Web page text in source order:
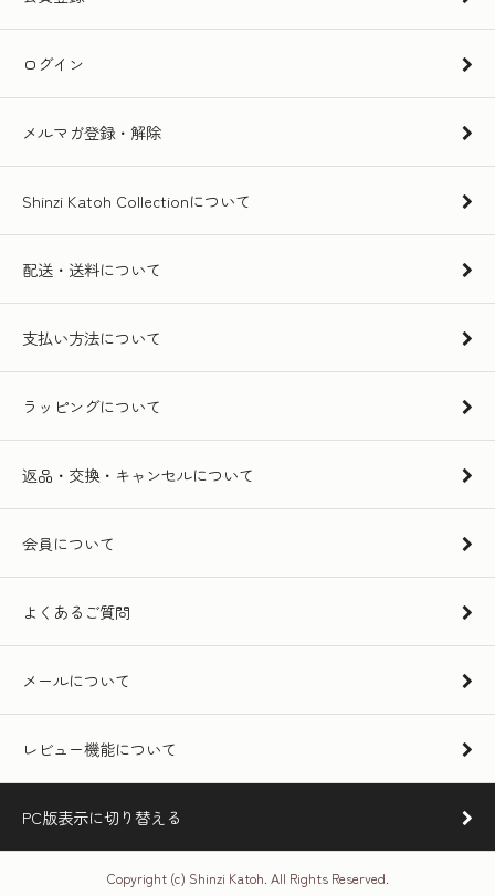
ログイン
メルマガ登録・解除
Shinzi Katoh Collectionについて
配送・送料について
支払い方法について
ラッピングについて
返品・交換・キャンセルについて
会員について
よくあるご質問
メールについて
レビュー機能について
PC版表示に切り替える
Copyright (c) Shinzi Katoh. All Rights Reserved.